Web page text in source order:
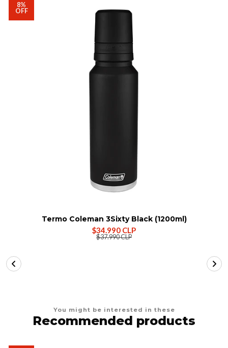
8%
OFF
Termo Coleman 3Sixty Black (1200ml)
$34.990 CLP
$37.990 CLP
You might be interested in these
Recommended products